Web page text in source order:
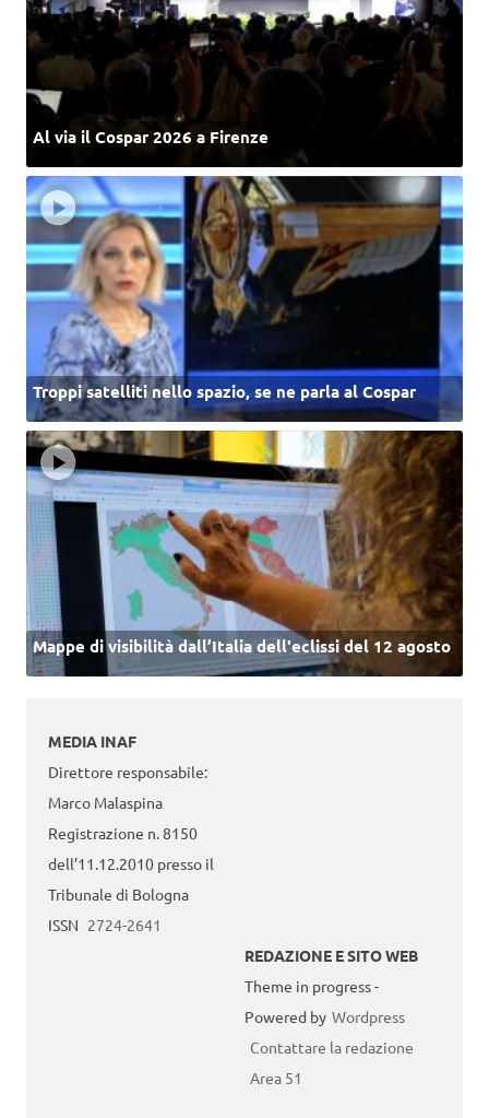
Al via il Cospar 2026 a Firenze
Troppi satelliti nello spazio, se ne parla al Cospar
Mappe di visibilità dall’Italia dell'eclissi del 12 agosto
MEDIA INAF
Direttore responsabile:
Marco Malaspina
Registrazione n. 8150
dell’11.12.2010 presso il
Tribunale di Bologna
ISSN 2724-2641
REDAZIONE E SITO WEB
Theme in progress -
Powered by Wordpress
Contattare la redazione
Area 51